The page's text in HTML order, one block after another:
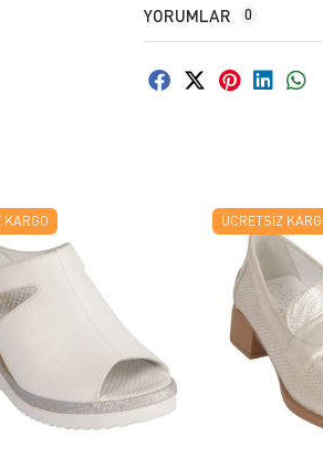
YORUMLAR 0
FAVORILERE EKLE
ÜRÜN İNCELE
KARGO ÜCRETSIZ